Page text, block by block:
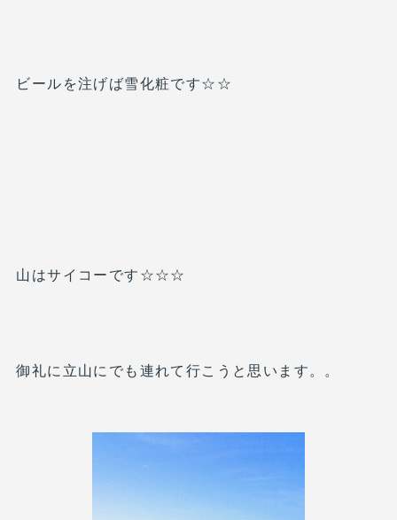
ビールを注げば雪化粧です☆☆
山はサイコーです☆☆☆
御礼に立山にでも連れて行こうと思います。。